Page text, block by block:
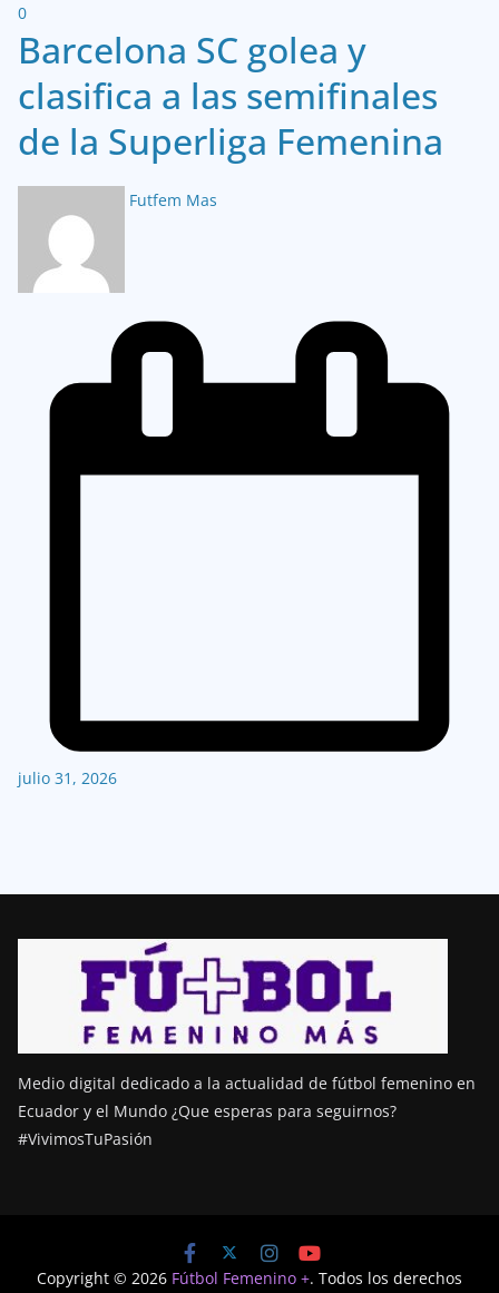
0
Barcelona SC golea y
clasifica a las semifinales
de la Superliga Femenina
Futfem Mas
julio 31, 2026
Medio digital dedicado a la actualidad de fútbol femenino en
Ecuador y el Mundo ¿Que esperas para seguirnos?
#VivimosTuPasión
Copyright © 2026 Fútbol Femenino +. Todos los derechos